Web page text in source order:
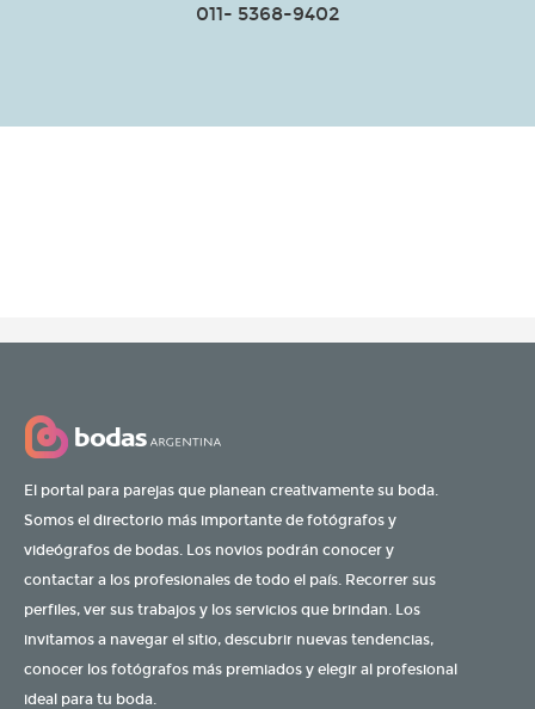
011- 5368-9402
El portal para parejas que planean creativamente su boda.
Somos el directorio más importante de fotógrafos y
videógrafos de bodas. Los novios podrán conocer y
contactar a los profesionales de todo el país. Recorrer sus
perfiles, ver sus trabajos y los servicios que brindan. Los
invitamos a navegar el sitio, descubrir nuevas tendencias,
conocer los fotógrafos más premiados y elegir al profesional
ideal para tu boda.